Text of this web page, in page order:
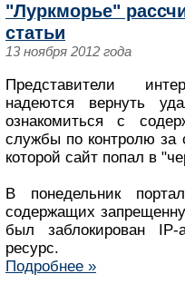
"Луркморье"
статьи
13 ноября 2012 года
Представители
надеются вернуть
ознакомиться с
службы по контролю за
которой сайт попал в
В понедельник
содержащих
был заблокирован IP-
ресурс.
Подробнее »